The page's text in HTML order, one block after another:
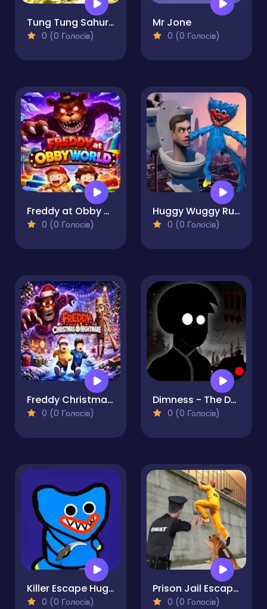
Tung Tung Sahur Chase R.E.P.O
0 (0 Голосів)
Mr Jone
0 (0 Голосів)
Freddy at Obby World
0 (0 Голосів)
Huggy Wuggy Run From Skibidi Toilet
0 (0 Голосів)
Freddy Christmas Nightmare
0 (0 Голосів)
Dimness - The Dark World Endless Runner Game
0 (0 Голосів)
Killer Escape Huggy
0 (0 Голосів)
Prison Jail Escaping Game
0 (0 Голосів)